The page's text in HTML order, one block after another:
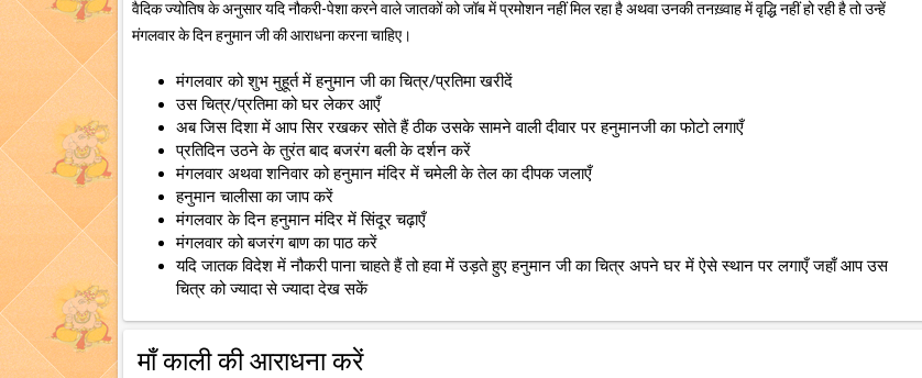
वैदिक ज्योतिष के अनुसार यदि नौकरी-पेशा करने वाले जातकों को जॉब में प्रमोशन नहीं मिल रहा है अथवा उनकी तनख़्वाह में वृद्धि नहीं हो रही है तो उन्हें
मंगलवार के दिन हनुमान जी की आराधना करना चाहिए।
मंगलवार को शुभ मुहूर्त में हनुमान जी का चित्र/प्रतिमा खरीदें
उस चित्र/प्रतिमा को घर लेकर आएँ
अब जिस दिशा में आप सिर रखकर सोते हैं ठीक उसके सामने वाली दीवार पर हनुमानजी का फोटो लगाएँ
प्रतिदिन उठने के तुरंत बाद बजरंग बली के दर्शन करें
मंगलवार अथवा शनिवार को हनुमान मंदिर में चमेली के तेल का दीपक जलाएँ
हनुमान चालीसा का जाप करें
मंगलवार के दिन हनुमान मंदिर में सिंदूर चढ़ाएँ
मंगलवार को बजरंग बाण का पाठ करें
यदि जातक विदेश में नौकरी पाना चाहते हैं तो हवा में उड़ते हुए हनुमान जी का चित्र अपने घर में ऐसे स्थान पर लगाएँ जहाँ आप उस
चित्र को ज्यादा से ज्यादा देख सकें
माँ काली की आराधना करें